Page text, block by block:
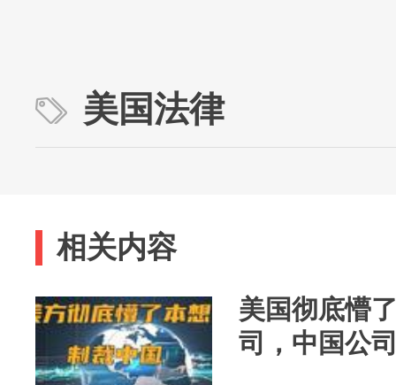
美国法律
相关内容
美国彻底懵
司，中国公